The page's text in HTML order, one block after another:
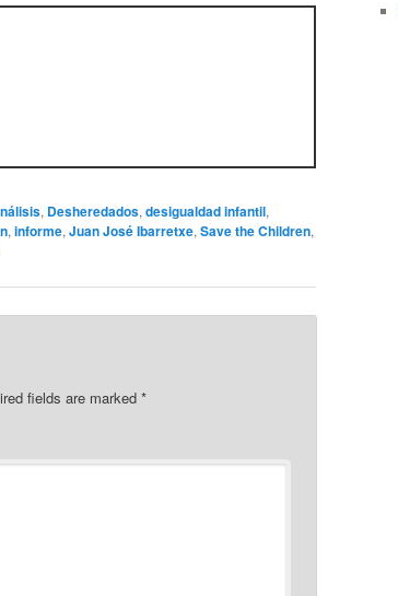
, Desheredados, desigualdad infantil,
, informe, Juan José Ibarretxe, Save the Children,
fields are marked*